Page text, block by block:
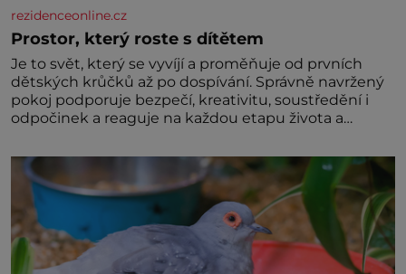
rezidenceonline.cz
Prostor, který roste s dítětem
Je to svět, který se vyvíjí a proměňuje od prvních
dětských krůčků až po dospívání. Správně navržený
pokoj podporuje bezpečí, kreativitu, soustředění i
odpočinek a reaguje na každou etapu života a
jednoduchost, měkkost a bezpečí, proto by pokoj
miminka měl působit především klidně a útulně.
Předškolní věk je